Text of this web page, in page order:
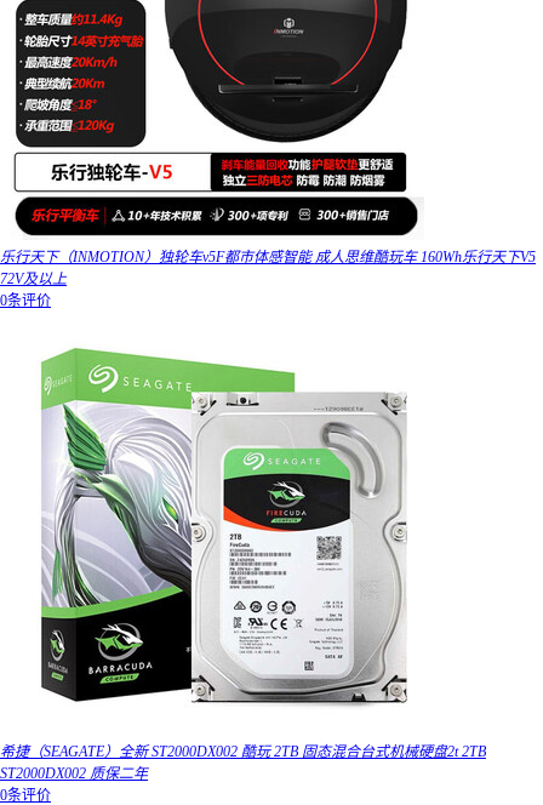
乐行天下（INMOTION）独轮车v5F都市体感智能 成人思维酷玩车 160Wh乐行天下V5
72V及以上
0条评价
希捷（SEAGATE）全新 ST2000DX002 酷玩 2TB 固态混合台式机械硬盘2t 2TB
ST2000DX002 质保二年
0条评价